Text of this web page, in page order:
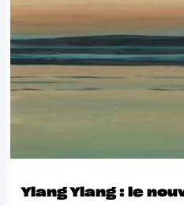
Ylang Ylang : le